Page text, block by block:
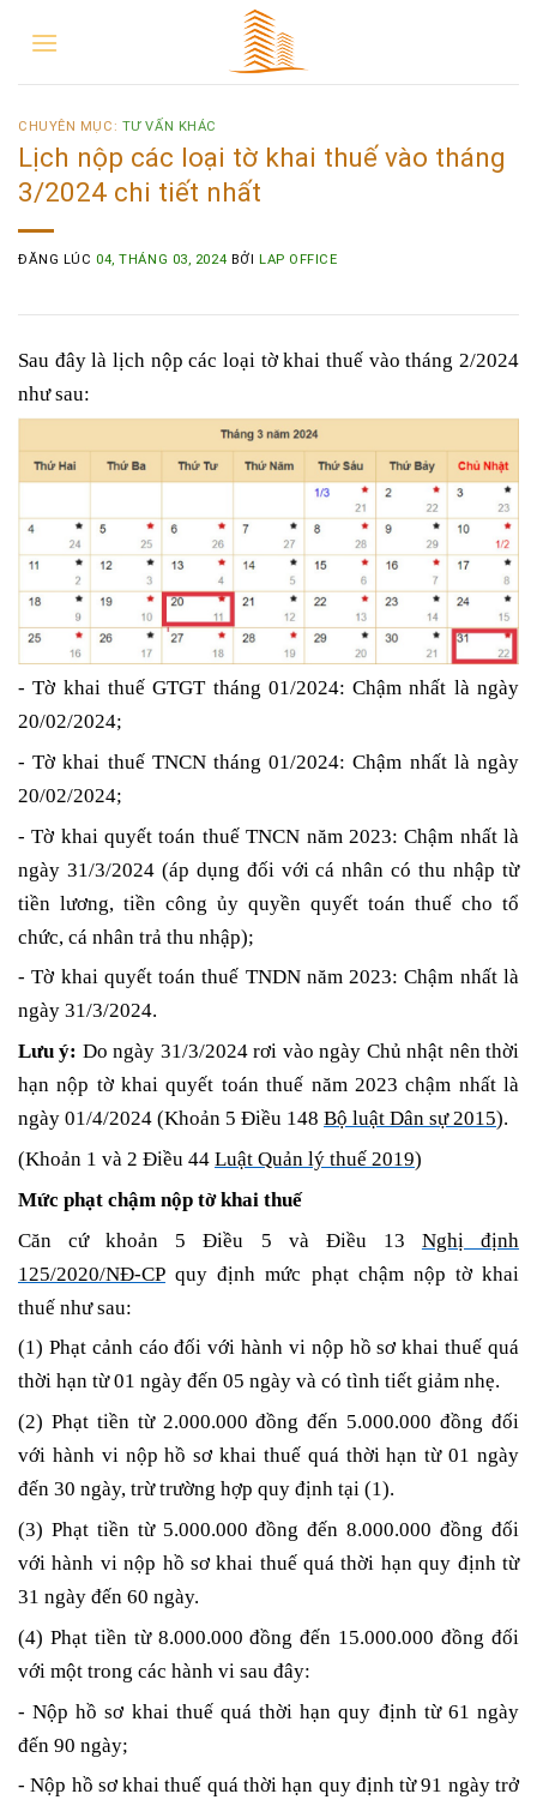
CHUYÊN MỤC: TƯ VẤN KHÁC
Lịch nộp các loại tờ khai thuế vào tháng
3/2024 chi tiết nhất
ĐĂNG LÚC 04, THÁNG 03, 2024 BỞI LAP OFFICE
Sau đây là lịch nộp các loại tờ khai thuế vào tháng 2/2024
như sau:
- Tờ khai thuế GTGT tháng 01/2024: Chậm nhất là ngày
20/02/2024;
- Tờ khai thuế TNCN tháng 01/2024: Chậm nhất là ngày
20/02/2024;
- Tờ khai quyết toán thuế TNCN năm 2023: Chậm nhất là
ngày 31/3/2024 (áp dụng đối với cá nhân có thu nhập từ
tiền lương, tiền công ủy quyền quyết toán thuế cho tổ
chức, cá nhân trả thu nhập);
- Tờ khai quyết toán thuế TNDN năm 2023: Chậm nhất là
ngày 31/3/2024.
Lưu ý: Do ngày 31/3/2024 rơi vào ngày Chủ nhật nên thời
hạn nộp tờ khai quyết toán thuế năm 2023 chậm nhất là
ngày 01/4/2024 (Khoản 5 Điều 148 Bộ luật Dân sự 2015).
(Khoản 1 và 2 Điều 44 Luật Quản lý thuế 2019)
Mức phạt chậm nộp tờ khai thuế
Căn cứ khoản 5 Điều 5 và Điều 13 Nghị định
125/2020/NĐ-CP quy định mức phạt chậm nộp tờ khai
thuế như sau:
(1) Phạt cảnh cáo đối với hành vi nộp hồ sơ khai thuế quá
thời hạn từ 01 ngày đến 05 ngày và có tình tiết giảm nhẹ.
(2) Phạt tiền từ 2.000.000 đồng đến 5.000.000 đồng đối
với hành vi nộp hồ sơ khai thuế quá thời hạn từ 01 ngày
đến 30 ngày, trừ trường hợp quy định tại (1).
(3) Phạt tiền từ 5.000.000 đồng đến 8.000.000 đồng đối
với hành vi nộp hồ sơ khai thuế quá thời hạn quy định từ
31 ngày đến 60 ngày.
(4) Phạt tiền từ 8.000.000 đồng đến 15.000.000 đồng đối
với một trong các hành vi sau đây:
- Nộp hồ sơ khai thuế quá thời hạn quy định từ 61 ngày
đến 90 ngày;
- Nộp hồ sơ khai thuế quá thời hạn quy định từ 91 ngày trở